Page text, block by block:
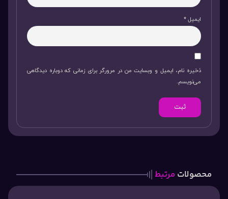
ایمیل*
ذخیره نام، ایمیل و وبسایت من در مرورگر برای زمانی که دوباره دیدگاهی
می‌نویسم.
محصولات مرتبط